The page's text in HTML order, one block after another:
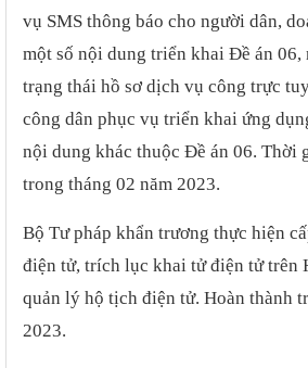
vụ SMS thông báo cho người dân,
một số nội dung triển khai Đề án 06,
trạng thái hồ sơ dịch vụ công trực
công dân phục vụ triển khai ứng
nội dung khác thuộc Đề án 06. Thời
trong tháng 02 năm 2023.
Bộ Tư pháp khẩn trương thực hiện
điện tử, trích lục khai tử điện tử trên
quản lý hộ tịch điện tử. Hoàn thành
2023.